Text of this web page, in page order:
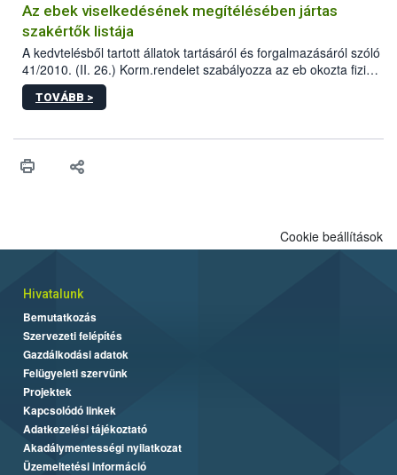
Az ebek viselkedésének megítélésében jártas
szakértők listája
A kedvtelésből tartott állatok tartásáról és forgalmazásáról szóló
41/2010. (II. 26.) Korm.rendelet szabályozza az eb okozta fizikai
sérülés, illetve ennek veszélye keletkezésekor felmerülő
hatósági feladatokat, valamint a veszélyes eb tartását és annak
vonni az ebek viselkedésének megítélésében jártas szakértőt.
TOVÁBB >
Cookie beállítások
Hivatalunk
Bemutatkozás
Szervezeti felépítés
Gazdálkodási adatok
Felügyeleti szervünk
Projektek
Kapcsolódó linkek
Adatkezelési tájékoztató
Akadálymentességi nyilatkozat
Üzemeltetési információ